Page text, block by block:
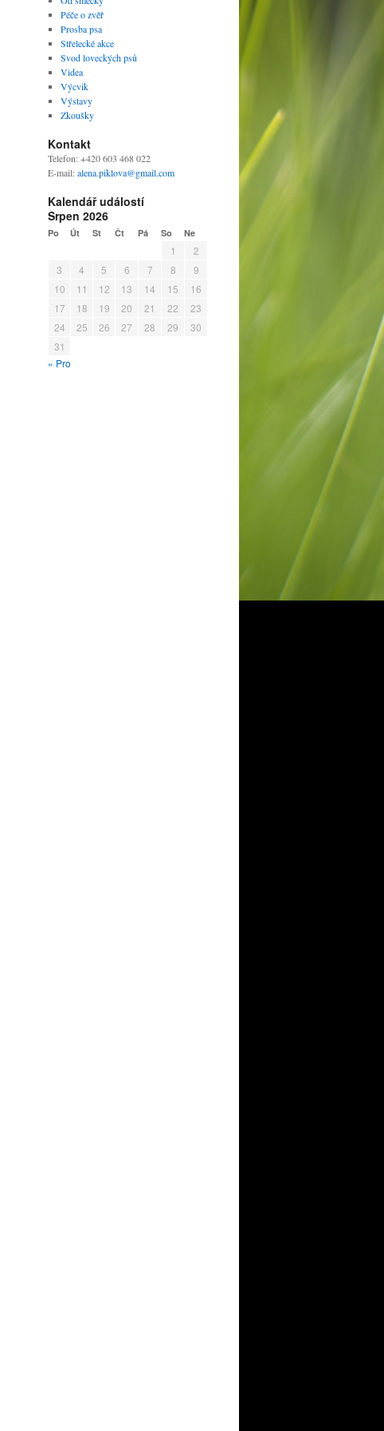
Péče o zvěř
Prosba psa
Střelecké akce
Svod loveckých psů
Videa
Výcvik
Výstavy
Zkoušky
Kontakt
Telefon: +420 603 468 022
E-mail:alena.piklova@gmail.com
Kalendář událostí
Srpen 2026
Po Út St Čt Pá So Ne
1
2
3
4 5 6 7 8
9
10
11 12 13 14 15
16
17
18 19 20 21 22
23
24
25 26 27 28 29
30
31
« Pro